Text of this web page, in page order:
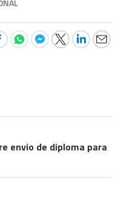
envio de diploma para